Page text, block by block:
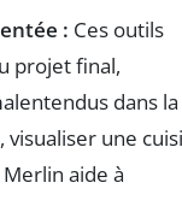
: Ces outils
projet final,
dans la
une
aide à